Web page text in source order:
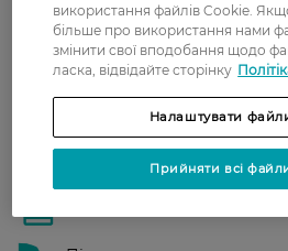
доставка від - 599 грн
Забрати сьогодні в
Вартість доставки - 0 грн
Показати
Оплата
використання файлів Cookie.
більше про використання нами
змінити свої вподобання щодо
ласка, відвідайте сторінку
Налаштувати
Прийняти всі